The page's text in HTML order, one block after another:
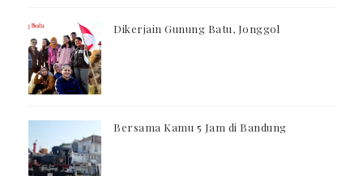
Dikerjain Gunung Batu, Jonggol
Bersama Kamu 5 Jam di Bandung